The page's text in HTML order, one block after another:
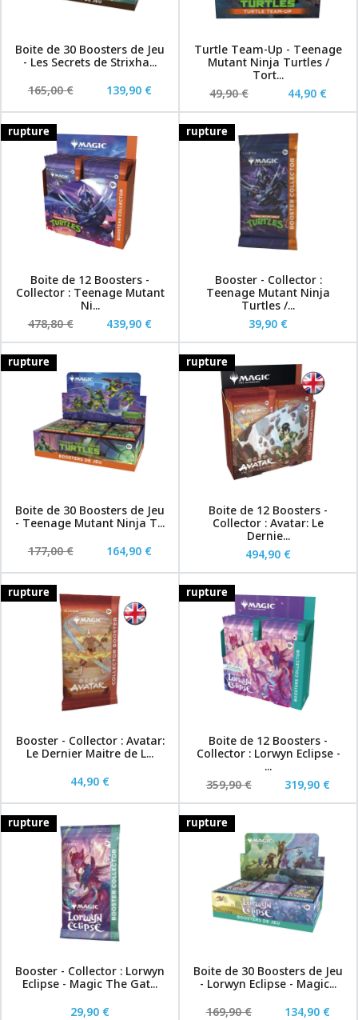
Boite de 30 Boosters de Jeu
- Les Secrets de Strixha...
165,00 €
139,90 €
Turtle Team-Up - Teenage
Mutant Ninja Turtles /
Tort...
49,90 €
44,90 €
rupture
Boite de 12 Boosters -
Collector : Teenage Mutant
Ni...
478,80 €
439,90 €
rupture
Booster - Collector :
Teenage Mutant Ninja
Turtles /...
39,90 €
rupture
Boite de 30 Boosters de Jeu
- Teenage Mutant Ninja T...
177,00 €
164,90 €
rupture
Boite de 12 Boosters -
Collector : Avatar: Le
Dernie...
494,90 €
rupture
Booster - Collector : Avatar:
Le Dernier Maitre de L...
44,90 €
rupture
Boite de 12 Boosters -
Collector : Lorwyn Eclipse -
...
359,90 €
319,90 €
rupture
Booster - Collector : Lorwyn
Eclipse - Magic The Gat...
29,90 €
rupture
Boite de 30 Boosters de Jeu
- Lorwyn Eclipse - Magic...
169,90 €
134,90 €